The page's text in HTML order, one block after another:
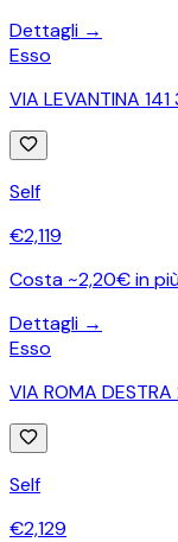
Dettagli →
Esso
VIA LEVANTINA
Self
€2,119
Costa ~2,20€ in
Dettagli →
Esso
VIA ROMA
Self
€2,129